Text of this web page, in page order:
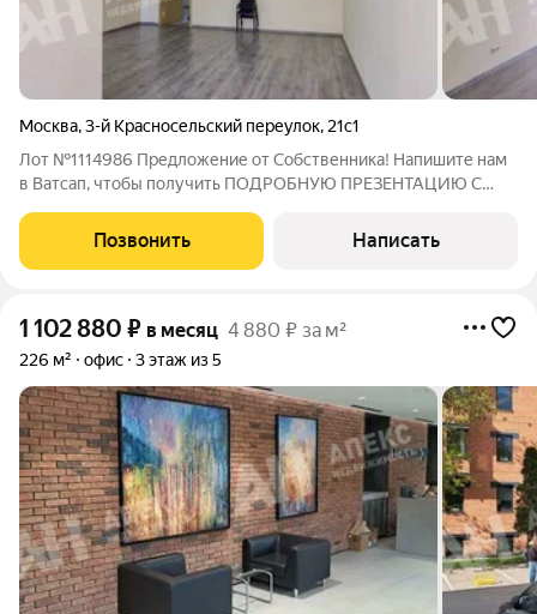
Москва,3-й Красносельский переулок, 21с1
Лот №1114986 Предложение от Собственника! Напишите нам
в Ватсап, чтобы получить ПОДРОБНУЮ ПРЕЗЕНТАЦИЮ С
офис площадью 59.7 кв.м, в Административном здании класса
Б. Офис будет сдаваться после
Позвонить Написать
1 102 880 ₽ в месяц 4 880 ₽ за м²
226 м² офис 3 этаж из 5